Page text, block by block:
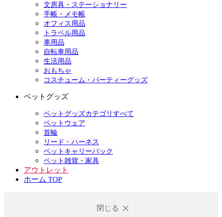
文房具・ステーショナリー
手帳・メモ帳
オフィス用品
トラベル用品
車用品
自転車用品
生活用品
おもちゃ
コスチューム・パーティーグッズ
ペットグッズ
ペットグッズカテゴリすべて
ペットウェア
首輪
リード・ハーネス
ペットキャリーバック
ペット雑貨・家具
アウトレット
ホーム TOP
閉じる